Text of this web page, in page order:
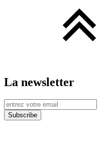
La newsletter